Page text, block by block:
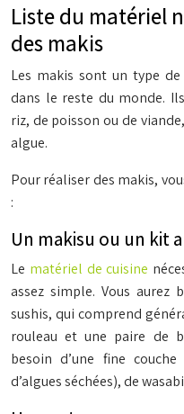
Liste du matériel
des makis
Les makis sont un type
dans le reste du monde.
riz, de poisson ou de
algue.
Pour réaliser des makis,
:
Un makisu ou un kit
Le matériel de cuisine
assez simple. Vous aurez
sushis, qui comprend
rouleau et une paire de
besoin d’une fine
d’algues séchées), de